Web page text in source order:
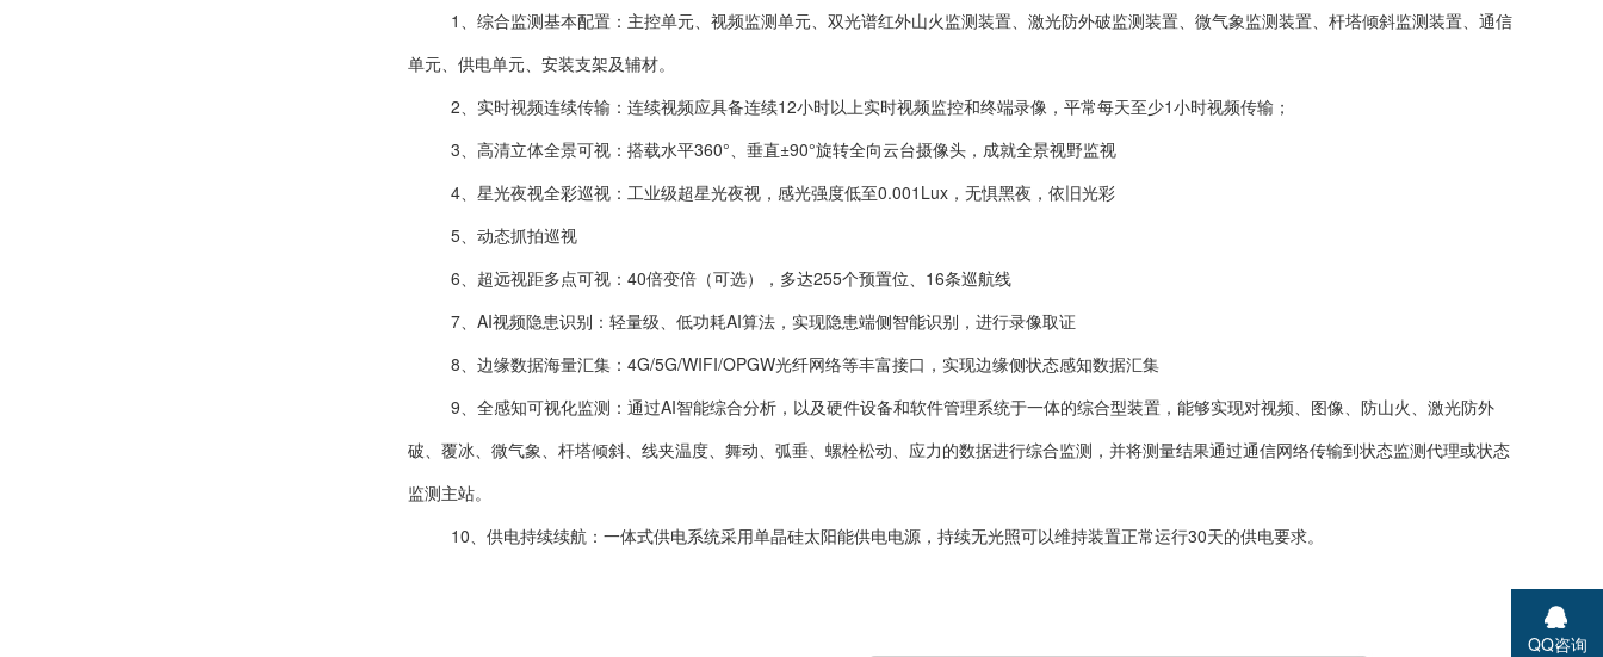
1、综合监测基本配置：主控单元、视频监测单元、双光谱红外山火监测装置、激光防外破监测装置、微气象监测装置、杆塔倾斜监测装置、通信
单元、供电单元、安装支架及辅材。
2、实时视频连续传输：连续视频应具备连续12小时以上实时视频监控和终端录像，平常每天至少1小时视频传输；
3、高清立体全景可视：搭载水平360°、垂直±90°旋转全向云台摄像头，成就全景视野监视
4、星光夜视全彩巡视：工业级超星光夜视，感光强度低至0.001Lux，无惧黑夜，依旧光彩
5、动态抓拍巡视
6、超远视距多点可视：40倍变倍（可选），多达255个预置位、16条巡航线
7、AI视频隐患识别：轻量级、低功耗AI算法，实现隐患端侧智能识别，进行录像取证
8、边缘数据海量汇集：4G/5G/WIFI/OPGW光纤网络等丰富接口，实现边缘侧状态感知数据汇集
9、全感知可视化监测：通过AI智能综合分析，以及硬件设备和软件管理系统于一体的综合型装置，能够实现对视频、图像、防山火、激光防外
破、覆冰、微气象、杆塔倾斜、线夹温度、舞动、弧垂、螺栓松动、应力的数据进行综合监测，并将测量结果通过通信网络传输到状态监测代理或状态
监测主站。
10、供电持续续航：一体式供电系统采用单晶硅太阳能供电电源，持续无光照可以维持装置正常运行30天的供电要求。
QQ咨询